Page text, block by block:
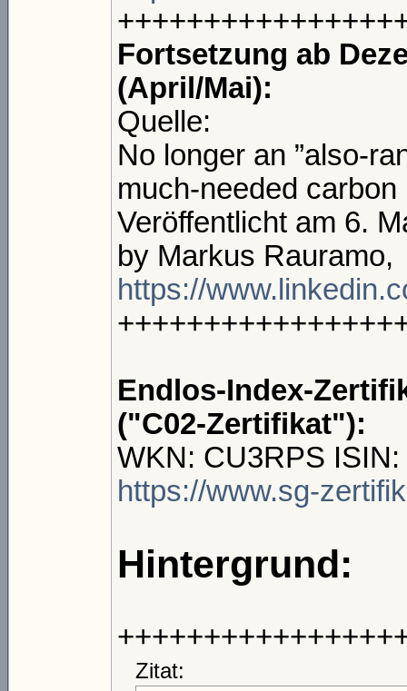
Fortsetzung ab
(April/Mai):
Quelle:
No longer an ”also-
much-needed
Veröffentlicht am 6.
by Markus Rauramo,
https://
Endlos-Index-
("C02-Zertifikat"):
WKN: CU3RPS
https://www.sg-
Hintergrund:
Zitat: